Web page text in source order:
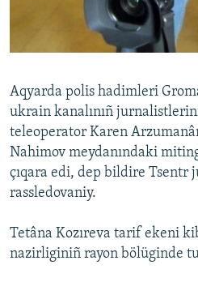
Українською
QOŞULIÑIZ!
RFE/RS bütün saytları
Aqyarda polis hadimleri
ukrain kanalınıñ
teleoperator Karen
Nahimov meydanındaki
çıqara edi, dep bildire Tsentr
rassledovaniy.
Tetâna Kozıreva tarif ekeni
nazirliginiñ rayon bölüginde